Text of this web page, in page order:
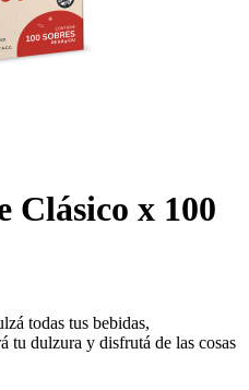
x 100
todas tus bebidas,
tu dulzura y disfrutá de las cosas